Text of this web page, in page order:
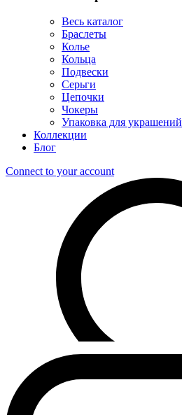
Весь каталог
Браслеты
Колье
Кольца
Подвески
Серьги
Цепочки
Чокеры
Упаковка для украшений
Коллекции
Блог
Connect to your account